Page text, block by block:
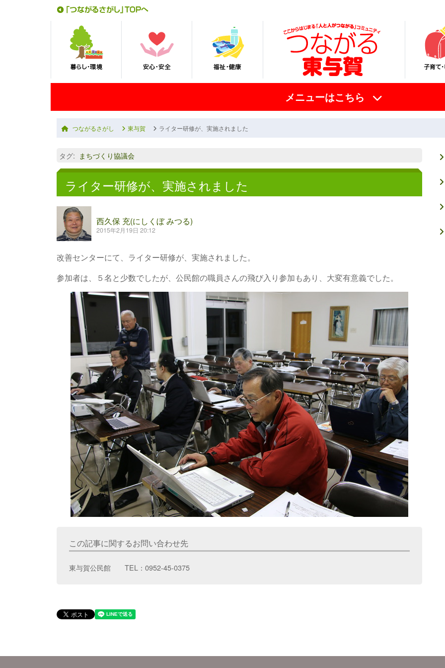
メニューはこちら
つながるさがし 東与賀 ライター研修が、実施されました
タグ: まちづくり協議会
ライター研修が、実施されました
西久保 充(にしくぼ みつる)
2015年2月19日 20:12
改善センターにて、ライター研修が、実施されました。
参加者は、５名と少数でしたが、公民館の職員さんの飛び入り参加もあり、大変有意義でした。
この記事に関するお問い合わせ先
東与賀公民館 TEL：0952-45-0375